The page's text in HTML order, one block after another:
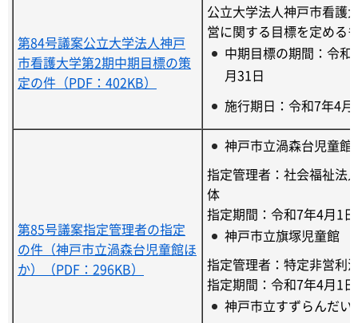
第84号議案公立大学法人神戸
市看護大学第2期中期目標の策
定の件（PDF：402KB）
公立大学法人神戸市看護
営に関する目標を定める
中期目標の期間：令
月31日
施行期日：令和7年4月
第85号議案指定管理者の指定
の件（神戸市立渦森台児童館ほ
か）（PDF：296KB）
神戸市立渦森台児童館
指定管理者：社会福祉法
体
指定期間：令和7年4月1
神戸市立旗塚児童館
指定管理者：特定非営利
指定期間：令和7年4月1
神戸市立すずらんだい